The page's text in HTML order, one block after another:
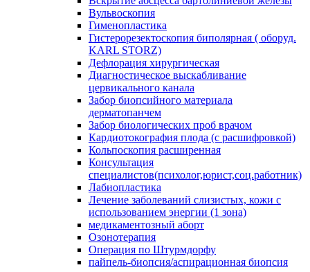
Вульвоскопия
Гименопластика
Гистерорезектоскопия биполярная ( оборуд.
KARL STORZ)
Дефлорация хирургическая
Диагностическое выскабливание
цервикального канала
Забор биопсийного материала
дерматопанчем
Забор биологических проб врачом
Кардиотокография плода (с расшифровкой)
Кольпоскопия расширенная
Консультация
специалистов(психолог,юрист,соц.работник)
Лабиопластика
Лечение заболеваний слизистых, кожи с
использованием энергии (1 зона)
медикаментозный аборт
Озонотерапия
Операция по Штурмдорфу
пайпель-биопсия/аспирационная биопсия